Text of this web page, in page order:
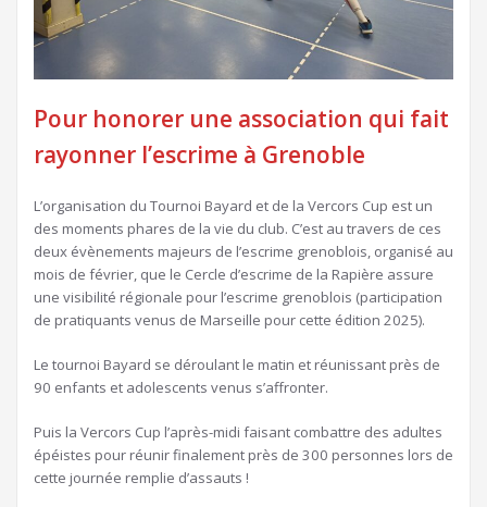
Pour honorer une association qui fait
rayonner l’escrime à Grenoble
L’organisation du Tournoi Bayard et de la Vercors Cup est un
des moments phares de la vie du club. C’est au travers de ces
deux évènements majeurs de l’escrime grenoblois, organisé au
mois de février, que le Cercle d’escrime de la Rapière assure
une visibilité régionale pour l’escrime grenoblois (participation
de pratiquants venus de Marseille pour cette édition 2025).
Le tournoi Bayard se déroulant le matin et réunissant près de
90 enfants et adolescents venus s’affronter.
Puis la Vercors Cup l’après-midi faisant combattre des adultes
épéistes pour réunir finalement près de 300 personnes lors de
cette journée remplie d’assauts !